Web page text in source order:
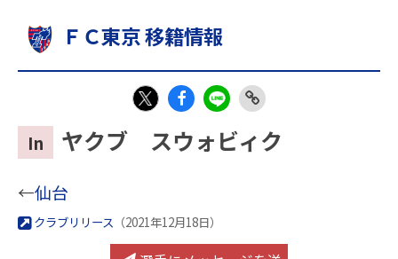
ＦＣ東京 移籍情報
eb
E
Copy
In ヤクブ スウォビィク
←仙台
クラブリリース （2021年12月18日）